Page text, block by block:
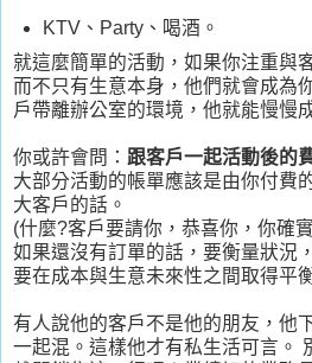
KTV、Party、喝酒。
就這麼簡單的活動，如果你注重與
而不只有生意本身，他們就會成為
戶帶離辦公室的環境，他就能慢慢
你或許會問： 跟客戶一起活動後的
大部分活動的帳單應該是由你付費
大客戶的話。
(什麼?客戶要請你，恭喜你，你確
如果還沒有訂單的話，要衡量狀況
要在成本與生意未來性之間取得平
有人說他的客戶不是他的朋友，他
一起混。這樣他才有私生活可言。